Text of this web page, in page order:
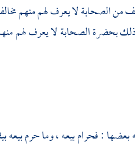
من الصحابة لا يعرف لهم منهم
بحضرة الصحابة لا يعرف لهم
: فحرام بيعه ، وما حرم بيعه